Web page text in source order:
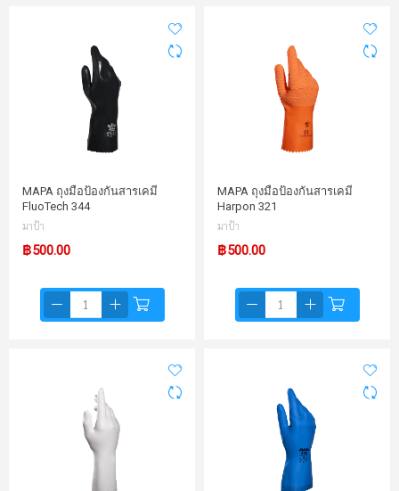
MAPA ถุงมือป้องกันสารเคมี
FluoTech 344
มาป้า
฿500.00
MAPA ถุงมือป้องกันสารเคมี
Harpon 321
มาป้า
฿500.00